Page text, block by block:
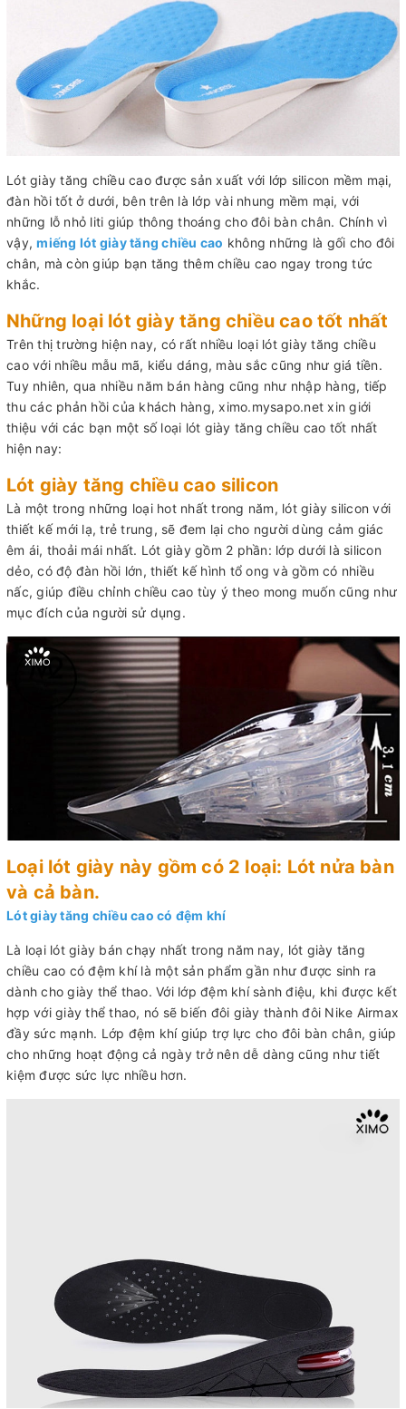
Lót giày tăng chiều cao được sản xuất với lớp silicon mềm mại,
đàn hồi tốt ở dưới, bên trên là lớp vài nhung mềm mại, với
những lỗ nhỏ liti giúp thông thoáng cho đôi bàn chân. Chính vì
vậy,miếng lót giày tăng chiều cao không những là gối cho đôi
chân, mà còn giúp bạn tăng thêm chiều cao ngay trong tức
khắc.
Những loại lót giày tăng chiều cao tốt nhất
Trên thị trường hiện nay, có rất nhiều loại lót giày tăng chiều
cao với nhiều mẫu mã, kiểu dáng, màu sắc cũng như giá tiền.
Tuy nhiên, qua nhiều năm bán hàng cũng như nhập hàng, tiếp
thu các phản hồi của khách hàng, ximo.mysapo.net xin giới
thiệu với các bạn một số loại lót giày tăng chiều cao tốt nhất
hiện nay:
Lót giày tăng chiều cao silicon
Là một trong những loại hot nhất trong năm, lót giày silicon với
thiết kế mới lạ, trẻ trung, sẽ đem lại cho người dùng cảm giác
êm ái, thoải mái nhất. Lót giày gồm 2 phần: lớp dưới là silicon
dẻo, có độ đàn hồi lớn, thiết kế hình tổ ong và gồm có nhiều
nấc, giúp điều chỉnh chiều cao tùy ý theo mong muốn cũng như
mục đích của người sử dụng.
Loại lót giày này gồm có 2 loại: Lót nửa bàn
và cả bàn.
Lót giày tăng chiều cao có đệm khí
Là loại lót giày bán chạy nhất trong năm nay, lót giày tăng
chiều cao có đệm khí là một sản phẩm gần như được sinh ra
dành cho giày thể thao. Với lớp đệm khí sành điệu, khi được kết
hợp với giày thể thao, nó sẽ biến đôi giày thành đôi Nike Airmax
đầy sức mạnh. Lớp đệm khí giúp trợ lực cho đôi bàn chân, giúp
cho những hoạt động cả ngày trở nên dễ dàng cũng như tiết
kiệm được sức lực nhiều hơn.